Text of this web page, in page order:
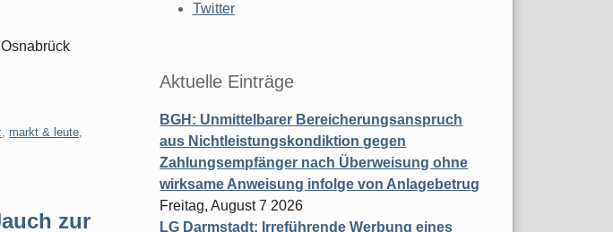
markt & leute
zur
Twitter
Aktuelle Einträge
BGH: Unmittelbarer Bereicherungsanspruch
aus Nichtleistungskondiktion gegen
Zahlungsempfänger nach Überweisung ohne
wirksame Anweisung infolge von Anlagebetrug
Freitag, August 7 2026
LG Darmstadt: Irreführende Werbung eines